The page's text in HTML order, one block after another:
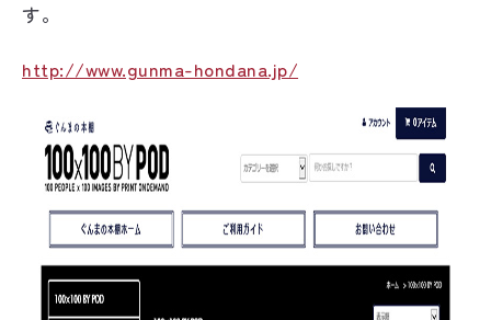
す。
http://www.gunma-hondana.jp/